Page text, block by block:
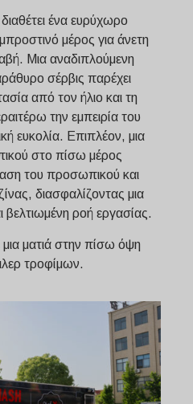
ένα ευρύχωρο
μέρος για άνετη
Μια αναδιπλούμενη
σέρβις παρέχει
από τον ήλιο και τη
την εμπειρία του
ευκολία. Επιπλέον, μια
στο πίσω μέρος
του προσωπικού και
διασφαλίζοντας μια
βελτιωμένη ροή εργασίας.
μια ματιά στην πίσω όψη
τροφίμων.